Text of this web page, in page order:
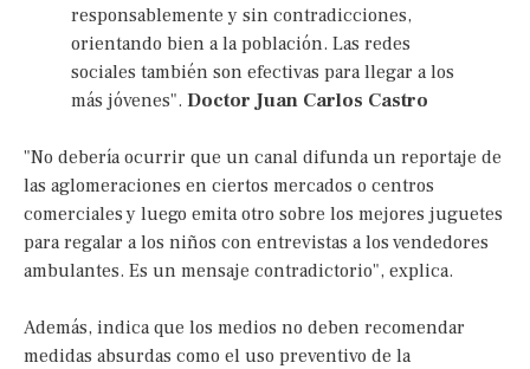
responsablemente y sin contradicciones,
orientando bien a la población. Las redes
sociales también son efectivas para llegar a los
más jóvenes". Doctor Juan Carlos Castro
"No debería ocurrir que un canal difunda un reportaje de
las aglomeraciones en ciertos mercados o centros
comerciales y luego emita otro sobre los mejores juguetes
para regalar a los niños con entrevistas a los vendedores
ambulantes. Es un mensaje contradictorio", explica.
Además, indica que los medios no deben recomendar
medidas absurdas como el uso preventivo de la